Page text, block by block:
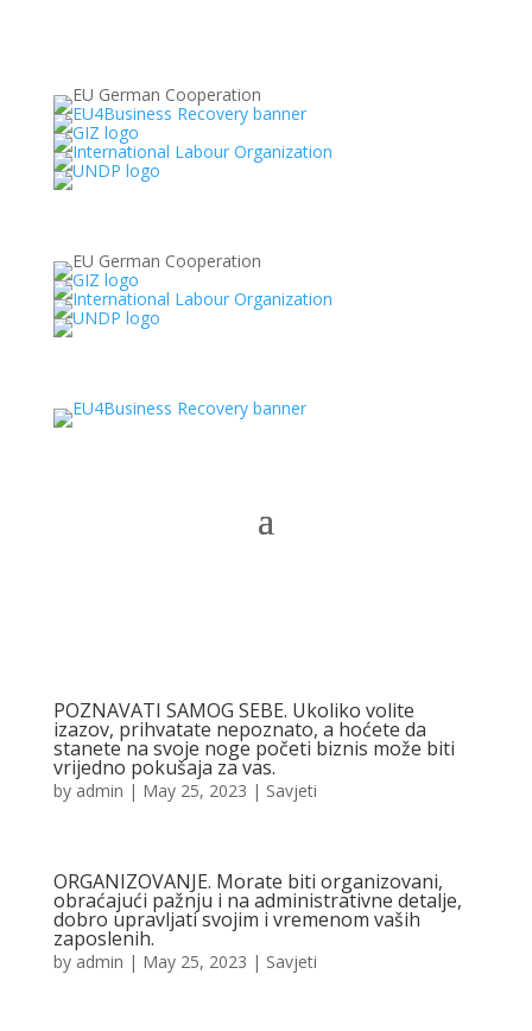
POZNAVATI SAMOG SEBE. Ukoliko volite
izazov, prihvatate nepoznato, a hoćete da
stanete na svoje noge početi biznis može biti
vrijedno pokušaja za vas.
by admin | May 25, 2023 | Savjeti
ORGANIZOVANJE. Morate biti organizovani,
obraćajući pažnju i na administrativne detalje,
dobro upravljati svojim i vremenom vaših
zaposlenih.
by admin | May 25, 2023 | Savjeti